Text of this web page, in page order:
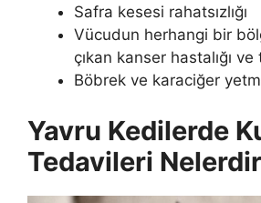
Safra kesesi rahatsızlığı
Vücudun herhangi bir
çıkan kanser hastalığı
Böbrek ve karaciğer
Yavru Kedilerde
Tedavileri